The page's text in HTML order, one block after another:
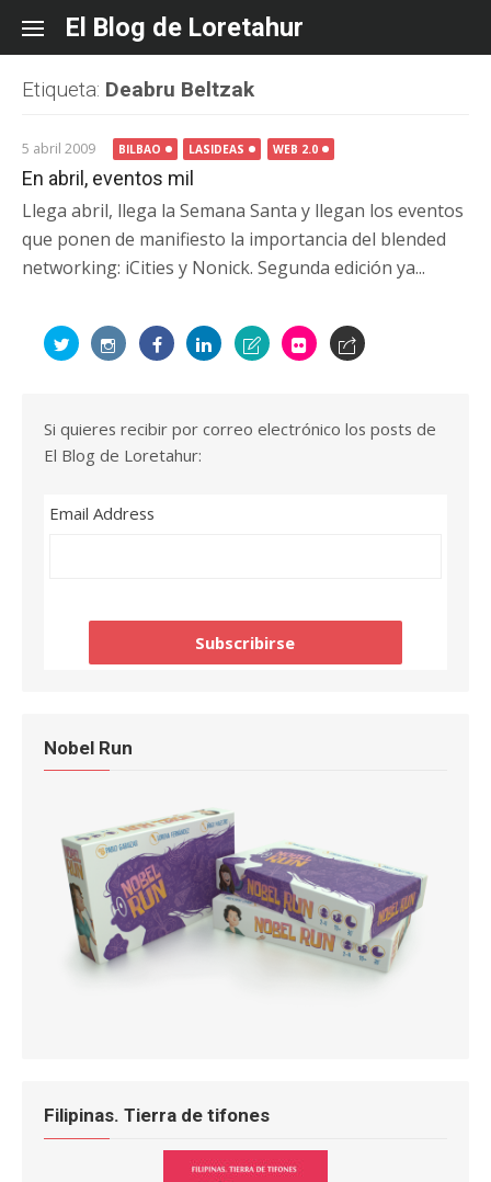
content
El Blog de Loretahur
Etiqueta: Deabru Beltzak
5 abril 2009 BILBAO LASIDEAS WEB 2.0
En abril, eventos mil
Llega abril, llega la Semana Santa y llegan los eventos
que ponen de manifiesto la importancia del blended
networking: iCities y Nonick. Segunda edición ya...
Si quieres recibir por correo electrónico los posts de
El Blog de Loretahur:
Email Address
Nobel Run
Filipinas. Tierra de tifones